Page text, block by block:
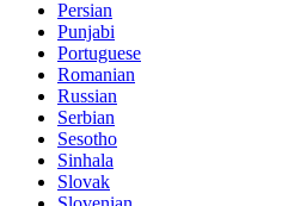
Persian
Punjabi
Portuguese
Romanian
Russian
Serbian
Sesotho
Sinhala
Slovak